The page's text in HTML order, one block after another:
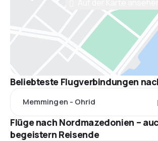
Beliebteste Flugverbindungen
Memmingen - Ohrid
Flüge nach Nordmazedonien –
begeistern Reisende